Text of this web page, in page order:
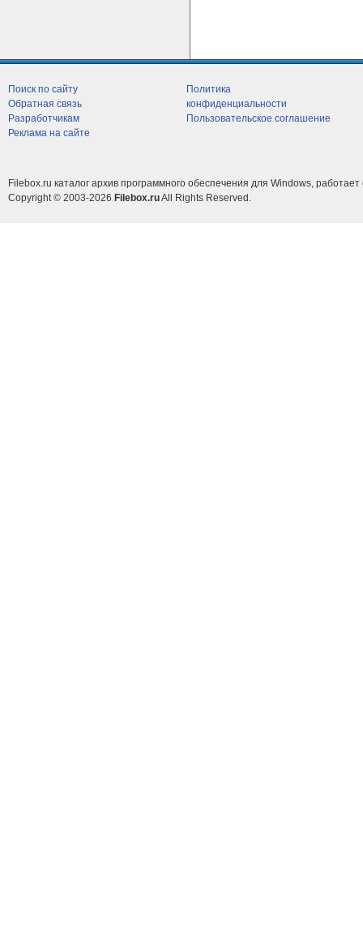
Поиск по сайту
Обратная связь
Разработчикам
Реклама на сайте
Политика
конфиденциальности
Пользовательское соглашение
Filebox.ru каталог архив программного обеспечения для Windows, работает
Copyright © 2003-2026 Filebox.ruAll Rights Reserved.